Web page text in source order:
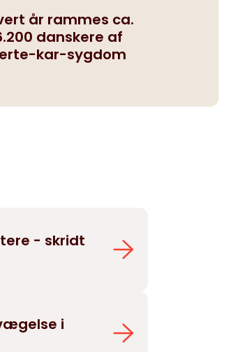
år rammes ca.
danskere af
kar-sygdom
- skridt
i